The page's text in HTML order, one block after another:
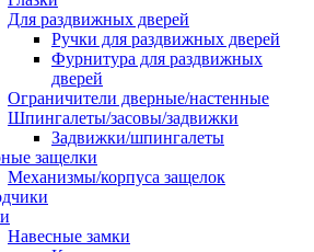
Для раздвижных дверей
Ручки для раздвижных дверей
Фурнитура для раздвижных
дверей
Ограничители дверные/настенные
Шпингалеты/засовы/задвижки
Задвижки/шпингалеты
защелки
Механизмы/корпуса защелок
Навесные замки